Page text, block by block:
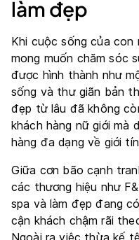
làm đẹp
Khi cuộc sống của
mong muốn chăm sóc
được hình thành như
sống và thư giãn bản
đẹp từ lâu đã không
khách hàng nữ giới mà
hàng đa dạng về giới
Giữa cơn bão cạnh
các thương hiệu như
spa và làm đẹp đang
cận khách chậm rãi